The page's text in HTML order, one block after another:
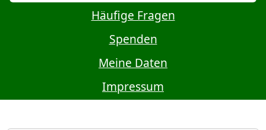
Häufige Fragen
Spenden
Meine Daten
Impressum